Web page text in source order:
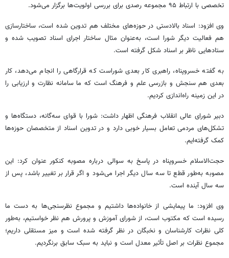
تخصصی با ارتباط ۹۵ مجموعه رصدی برای بررسی اولویت‌ها برگزار می‌شود.
وی افزود: اسناد بالادستی در حوزه‌های مختلف هم تدوین شده است، ساختارسازی
هم فعالیت دیگر شورا است، به‌عنوان مثال ساختار اجرای اسناد تصویب شده و
ستادهایی ناظر بر اسناد شکل گرفته است.
به گفته خسروپناه، راهبری کار بعدی شوراست که قرارگاهی را انجام می‌دهد، کار
بعدی هم سنجش و بازرسی علم و فرهنگ است که ما سامانه نظارت و ارزیابی را
در این زمینه راه‌اندازی کردیم.
دبیر شورای عالی انقلاب فرهنگی اظهار داشت: شورا با قوای سه‌گانه، دستگاه‌ها و
تشکل‌های مردمی تعامل بسیار خوبی دارد و در تدوین اسناد از متخصصان حوزه‌ها
کمک گرفته‌ایم.
حجت‌الاسلام خسروپناه در پاسخ به سوالی درباره مصوبه کنکور عنوان کرد: این
مصوبه به‌طور قطع تا سه سال دیگر اجرا می‌شود و اگر قرار بر تغییر باشد، پس از
سه سال آینده است.
وی افزود: ما پیمایشی از خانواده‌ها داشتیم و مجموع نظرسنجی‌ها به دست ما
رسیده است که مکتوب است، از شورای آموزش و پرورش هم نظر خواستیم، به‌طور
کلی نظرات کارشناسان و نخبگان در نظر گرفته شده است و میز مستقلی داریم؛
مجموع نظرات بر اصل تأثیر معدل است و نباید به سبک سابق برنگردیم.